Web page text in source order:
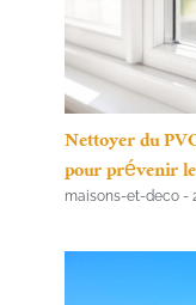
Nettoyer du
pour prévenir
maisons-et-deco